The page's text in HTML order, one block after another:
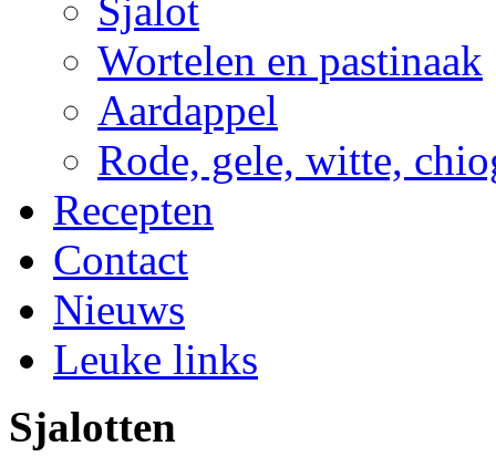
Sjalot
Wortelen en pastinaak
Aardappel
Rode, gele, witte,
Recepten
Contact
Nieuws
Leuke links
Sjalotten